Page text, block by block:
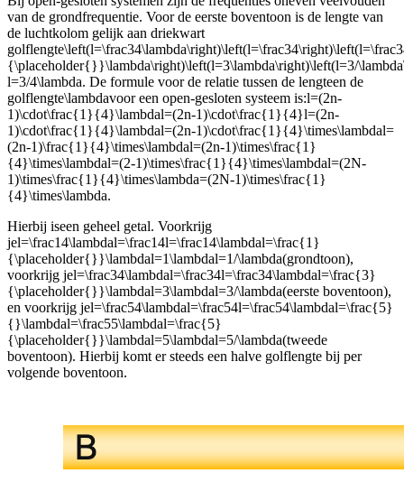
van de grondfrequentie. Voor de eerste boventoon is de lengte van
de luchtkolom gelijk aan driekwart
golflengte
{\placeholder{}}\lambda\right)\left(l=3\lambda\right)\left(l=3/
l=3/4\lambda. De formule voor de relatie tussen de lengteen de
golflengte\lambdavoor een open-gesloten systeem is:l=(2n-
1)\cdot\frac{1}{4}\lambdal=(2n-1)\cdot\frac{1}{4}l=(2n-
1)\cdot\frac{1}{4}\lambdal=(2n-1)\cdot\frac{1}{4}\times\lambdal=
(2n-1)\frac{1}{4}\times\lambdal=(2n-1)\times\frac{1}
{4}\times\lambdal=(2-1)\times\frac{1}{4}\times\lambdal=(2N-
1)\times\frac{1}{4}\times\lambda=(2N-1)\times\frac{1}
{4}\times\lambda.
Hierbij iseen geheel getal. Voorkrijg
jel=\frac14\lambdal=\frac14l=\frac14\lambdal=\frac{1}
{\placeholder{}}\lambdal=1\lambdal=1/\lambda(grondtoon),
voorkrijg jel=\frac34\lambdal=\frac34l=\frac34\lambdal=\frac{3}
{\placeholder{}}\lambdal=3\lambdal=3/\lambda(eerste boventoon),
en voorkrijg jel=\frac54\lambdal=\frac54l=\frac54\lambdal=\frac{5}
{}\lambdal=\frac55\lambdal=\frac{5}
{\placeholder{}}\lambdal=5\lambdal=5/\lambda(tweede
boventoon). Hierbij komt er steeds een halve golflengte bij per
volgende boventoon.